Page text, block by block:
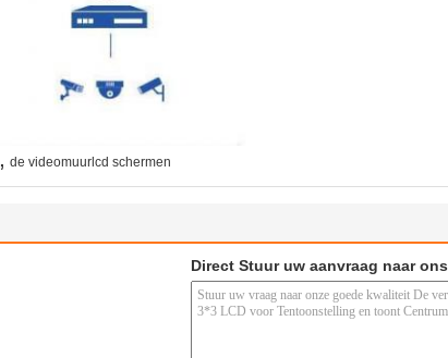
, de videomuurlcd schermen
Direct Stuur uw aanvraag naar ons